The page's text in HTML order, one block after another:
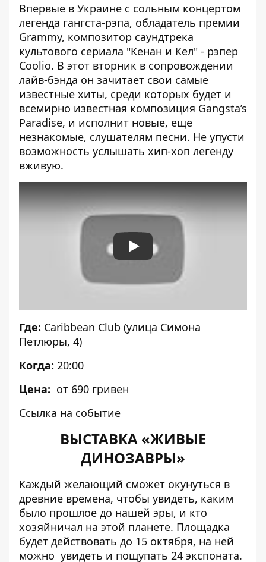
Впервые в Украине с сольным концертом
легенда гангста-рэпа, обладатель премии
Grammy, композитор саундтрека
культового сериала "Кенан и Кел" - рэпер
Coolio. В этот вторник в сопровождении
лайв-бэнда он зачитает свои самые
известные хиты, среди которых будет и
всемирно известная композиция Gangsta’s
Paradise, и исполнит новые, еще
незнакомые, слушателям песни. Не упусти
возможность услышать хип-хоп легенду
вживую.
Play
Где: Caribbean Club (улица Симона
Петлюры, 4)
Когда: 20:00
Цена: от 690 гривен
Ссылка на событие
ВЫСТАВКА «ЖИВЫЕ
ДИНОЗАВРЫ»
Каждый желающий сможет окунуться в
древние времена, чтобы увидеть, каким
было прошлое до нашей эры, и кто
хозяйничал на этой планете. Площадка
будет действовать до 15 октября, на ней
можно увидеть и пощупать 24 экспоната.